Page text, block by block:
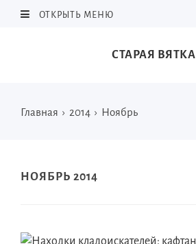
ОТКРЫТЬ МЕНЮ
СТАРАЯ ВЯТКА
Главная › 2014 › Ноябрь
НОЯБРЬ 2014